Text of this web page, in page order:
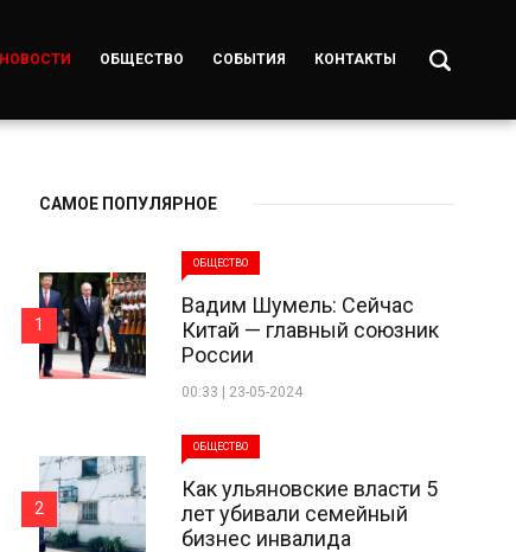
НОВОСТИ ОБЩЕСТВО СОБЫТИЯ КОНТАКТЫ
САМОЕ ПОПУЛЯРНОЕ
ОБЩЕСТВО
Вадим Шумель: Сейчас
Китай — главный союзник
России
00:33 | 23-05-2024
1
ОБЩЕСТВО
Как ульяновские власти 5
лет убивали семейный
бизнес инвалида
2